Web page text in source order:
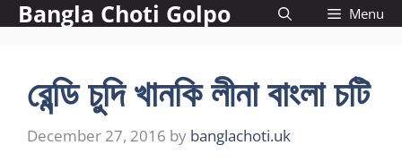
Skip
to
Bangla Choti Golpo Menu
রেন্ডি চুদি খানকি লীনা বাংলা চটি
December 27, 2016 by banglachoti.uk